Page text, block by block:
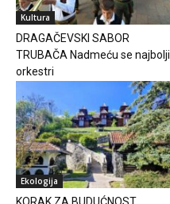
Kultura
DRAGAČEVSKI SABOR
TRUBAČA Nadmeću se najbolji
orkestri
Ekologija